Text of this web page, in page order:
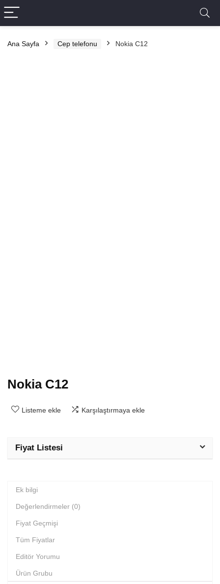
Ana Sayfa Cep telefonu Nokia C12
Nokia C12
Listeme ekle Karşılaştırmaya ekle
Fiyat Listesi
Ek bilgi
Değerlendirmeler (0)
Fiyat Geçmişi
Tüm Fiyatlar
Editör Yorumu
Ürün Grubu